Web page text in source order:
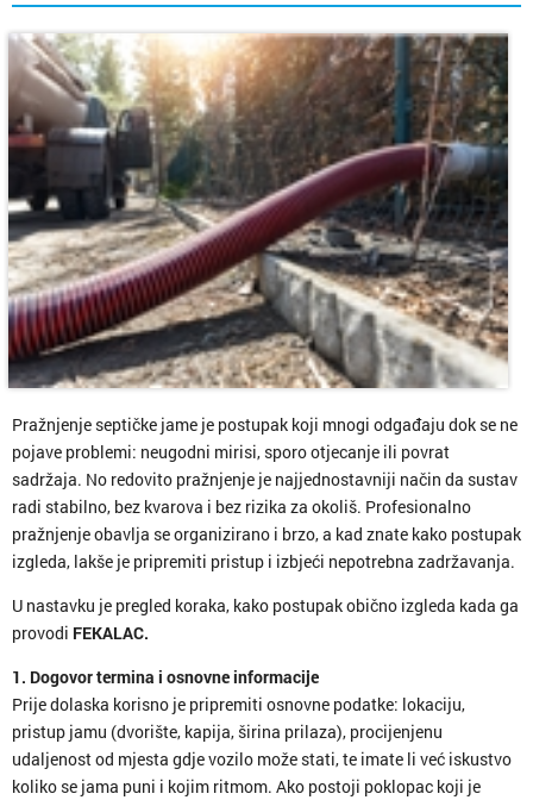
Pražnjenje septičke jame je postupak koji mnogi odgađaju dok se ne
pojave problemi: neugodni mirisi, sporo otjecanje ili povrat
sadržaja. No redovito pražnjenje je najjednostavniji način da sustav
radi stabilno, bez kvarova i bez rizika za okoliš. Profesionalno
pražnjenje obavlja se organizirano i brzo, a kad znate kako postupak
izgleda, lakše je pripremiti pristup i izbjeći nepotrebna zadržavanja.
U nastavku je pregled koraka, kako postupak obično izgleda kada ga
provodi FEKALAC.
1. Dogovor termina i osnovne informacije
Prije dolaska korisno je pripremiti osnovne podatke: lokaciju,
pristup jamu (dvorište, kapija, širina prilaza), procijenjenu
udaljenost od mjesta gdje vozilo može stati, te imate li već iskustvo
koliko se jama puni i kojim ritmom. Ako postoji poklopac koji je